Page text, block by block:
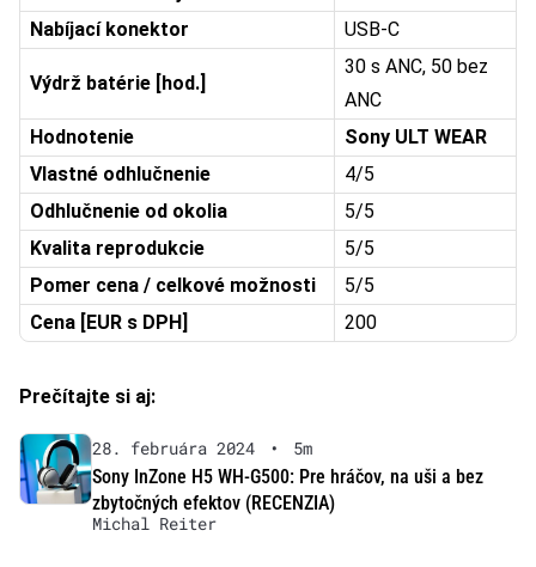
Nabíjací konektor
USB-C
Výdrž batérie [hod.]
30 s ANC, 50 bez
ANC
Hodnotenie
Sony ULT WEAR
Vlastné odhlučnenie
4/5
Odhlučnenie od okolia
5/5
Kvalita reprodukcie
5/5
Pomer cena / celkové možnosti
5/5
Cena [EUR s DPH]
200
Prečítajte si aj:
28. februára 2024 •
5m
Sony InZone H5 WH-G500: Pre hráčov, na uši a bez
zbytočných efektov (RECENZIA)
Michal Reiter